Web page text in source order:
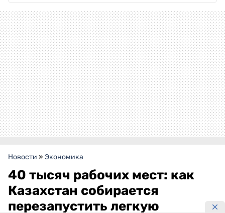
Новости » Экономика
40 тысяч рабочих мест: как
Казахстан собирается
перезапустить легкую